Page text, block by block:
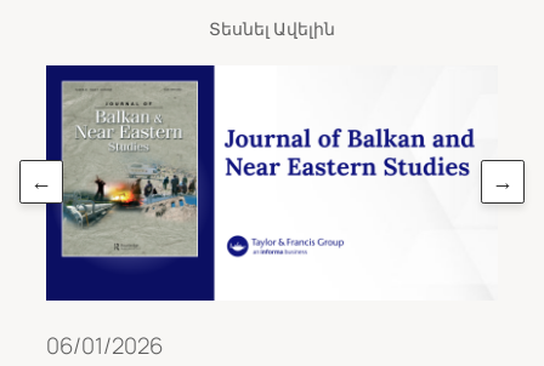
Տեսնել Ավելին
06/01/2026
← →